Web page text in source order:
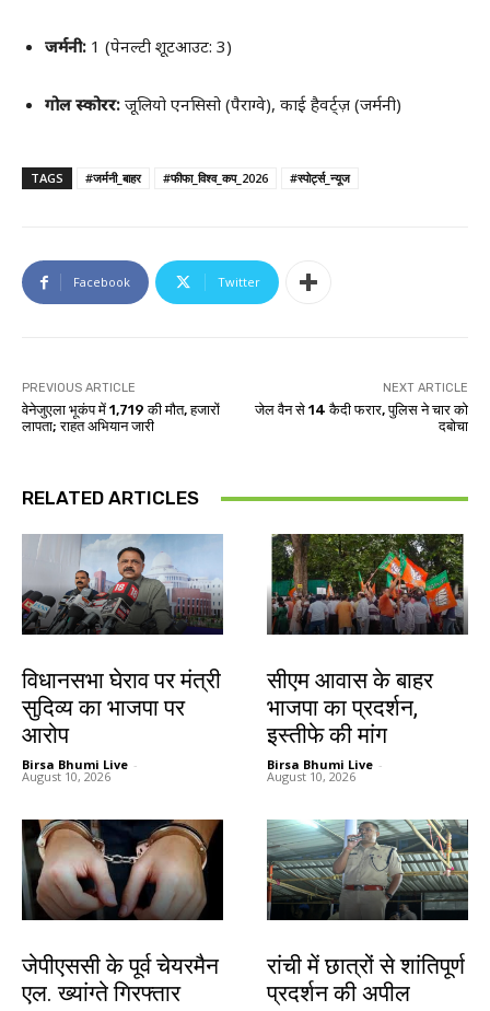
जर्मनी: 1 (पेनल्टी शूटआउट: 3)
गोल स्कोरर: जूलियो एनसिसो (पैराग्वे), काई हैवर्ट्ज़ (जर्मनी)
TAGS #जर्मनी_बाहर #फीफा_विश्व_कप_2026 #स्पोर्ट्स_न्यूज
Facebook Twitter
PREVIOUS ARTICLE
वेनेजुएला भूकंप में 1,719 की मौत, हजारों
लापता; राहत अभियान जारी
NEXT ARTICLE
जेल वैन से 14 कैदी फरार, पुलिस ने चार को
दबोचा
RELATED ARTICLES
विधानसभा घेराव पर मंत्री
सुदिव्य का भाजपा पर
आरोप
Birsa Bhumi Live -
August 10, 2026
सीएम आवास के बाहर
भाजपा का प्रदर्शन,
इस्तीफे की मांग
Birsa Bhumi Live -
August 10, 2026
जेपीएससी के पूर्व चेयरमैन
एल. ख्यांग्ते गिरफ्तार
रांची में छात्रों से शांतिपूर्ण
प्रदर्शन की अपील